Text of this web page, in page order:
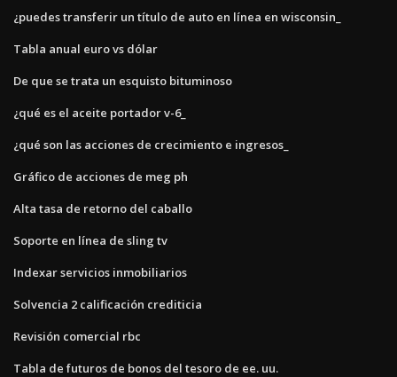
¿puedes transferir un título de auto en línea en wisconsin_
Tabla anual euro vs dólar
De que se trata un esquisto bituminoso
¿qué es el aceite portador v-6_
¿qué son las acciones de crecimiento e ingresos_
Gráfico de acciones de meg ph
Alta tasa de retorno del caballo
Soporte en línea de sling tv
Indexar servicios inmobiliarios
Solvencia 2 calificación crediticia
Revisión comercial rbc
Tabla de futuros de bonos del tesoro de ee. uu.